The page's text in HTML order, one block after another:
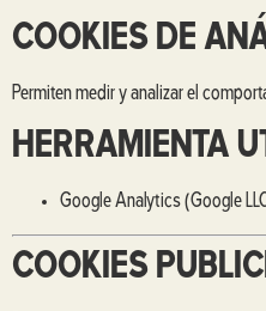
COOKIES DE
Permiten medir y analizar el
HERRAMIENTA
Google Analytics (Google
COOKIES